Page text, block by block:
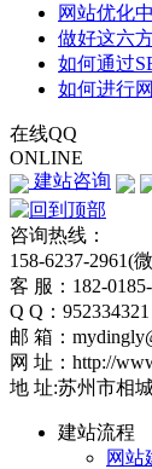
网站优化
做好这六
如何通过
如何进行
在线QQ
ONLINE
建站咨询
咨询热线：
158-6237-2961(
客 服：182-
Q Q：952334321
邮 箱：
网 址：http://
地 址:苏州市相
建站流程
网站